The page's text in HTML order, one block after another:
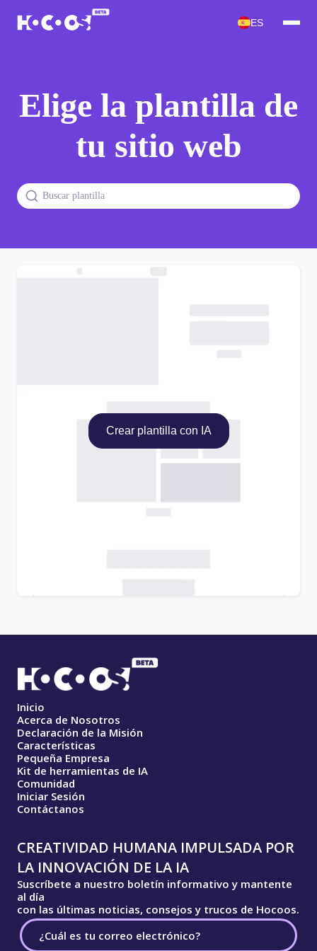
ES
Elige la plantilla de
tu sitio web
Crear plantilla con IA
Inicio
Acerca de Nosotros
Declaración de la Misión
Características
Pequeña Empresa
Kit de herramientas de IA
Comunidad
Iniciar Sesión
Contáctanos
CREATIVIDAD HUMANA IMPULSADA POR
LA INNOVACIÓN DE LA IA
Suscríbete a nuestro boletín informativo y mantente
al día
con las últimas noticias, consejos y trucos de Hocoos.